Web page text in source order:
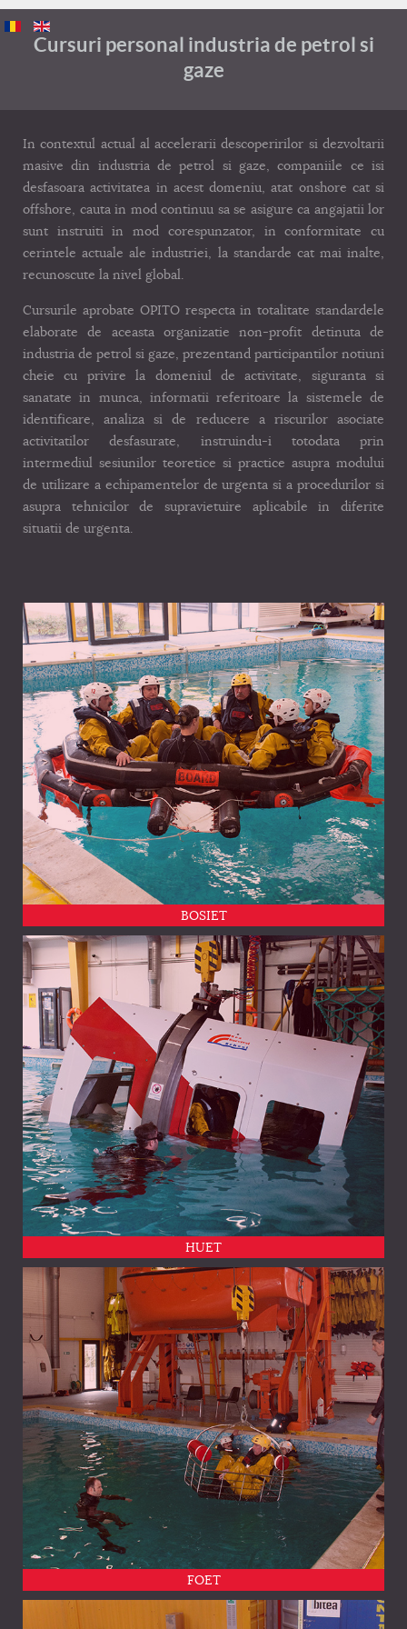
Cursuri personal industria de petrol si
gaze
In contextul actual al accelerarii descoperirilor si dezvoltarii
masive din industria de petrol si gaze, companiile ce isi
desfasoara activitatea in acest domeniu, atat onshore cat si
offshore, cauta in mod continuu sa se asigure ca angajatii lor
sunt instruiti in mod corespunzator, in conformitate cu
cerintele actuale ale industriei, la standarde cat mai inalte,
recunoscute la nivel global.
Cursurile aprobate OPITO respecta in totalitate standardele
elaborate de aceasta organizatie non-profit detinuta de
industria de petrol si gaze, prezentand participantilor notiuni
cheie cu privire la domeniul de activitate, siguranta si
sanatate in munca, informatii referitoare la sistemele de
identificare, analiza si de reducere a riscurilor asociate
activitatilor desfasurate, instruindu-i totodata prin
intermediul sesiunilor teoretice si practice asupra modului
de utilizare a echipamentelor de urgenta si a procedurilor si
asupra tehnicilor de supravietuire aplicabile in diferite
situatii de urgenta.
BOSIET
HUET
FOET